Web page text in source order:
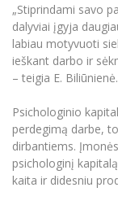
„Stiprindami savo
dalyviai įgyja
labiau motyvuoti
ieškant darbo ir
– teigia E. Biliūnienė.
Psichologinio
perdegimą darbe,
dirbantiems.
psichologinį
kaita ir didesniu